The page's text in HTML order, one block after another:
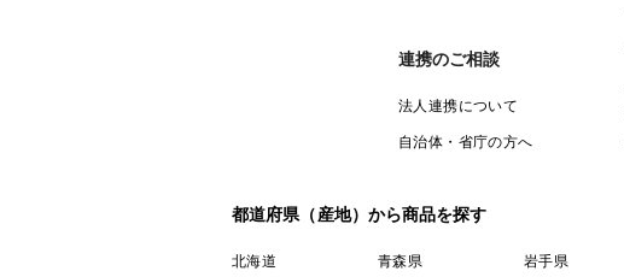
連携のご相談
法人連携について
自治体・省庁の方へ
都道府県（産地）から商品を探す
北海道 青森県 岩手県